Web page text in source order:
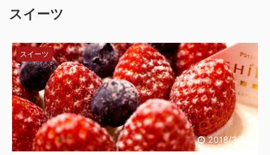
スイーツ
2018/3/26
スイーツ